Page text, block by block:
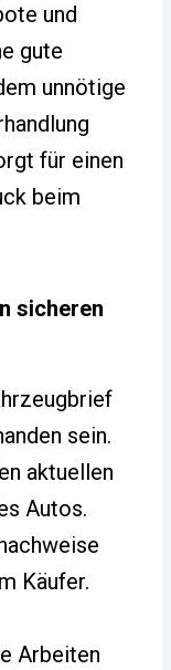
und
gute
unnötige
für einen
beim
sicheren
sein.
aktuellen
Autos.
Käufer.
Arbeiten